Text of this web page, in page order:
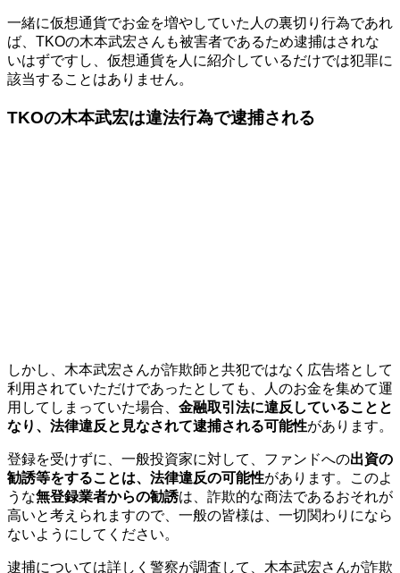
一緒に仮想通貨でお金を増やしていた人の裏切り行為であれ
ば、TKOの木本武宏さんも被害者であるため逮捕はされな
いはずですし、仮想通貨を人に紹介しているだけでは犯罪に
該当することはありません。
TKOの木本武宏は違法行為で逮捕される
しかし、木本武宏さんが詐欺師と共犯ではなく広告塔として
利用されていただけであったとしても、人のお金を集めて運
用してしまっていた場合、 金融取引法に違反していることと
なり、法律違反と見なされて逮捕される可能性があります。
登録を受けずに、一般投資家に対して、ファンドへの出資の
勧誘等をすることは、法律違反の可能性があります。このよ
うな無登録業者からの勧誘は、詐欺的な商法であるおそれが
高いと考えられますので、一般の皆様は、一切関わりになら
ないようにしてください。
逮捕については詳しく警察が調査して、木本武宏さんが詐欺